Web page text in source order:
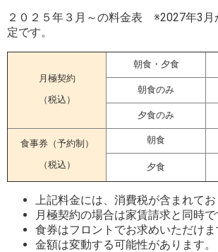
２０２５年３月～の料金表 ※2027年3月
定です。
月極契約
（税込）
朝食・夕食
朝食のみ
夕食のみ
食事券（予約制）
（税込）
朝食
夕食
上記料金には、消費税が含まれてお
月極契約の場合は家賃請求と同時で
食券はフロントでお求めいただけま
金額は変動する可能性があります。